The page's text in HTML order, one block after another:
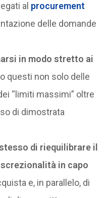
al procurement
delle domande
in modo stretto ai
questi non solo delle
“limiti massimi” oltre
di dimostrata
di riequilibrare il
in capo
e, in parallelo, di